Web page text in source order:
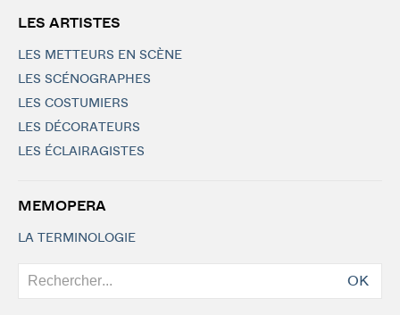
LES ARTISTES
LES METTEURS EN SCÈNE
LES SCÉNOGRAPHES
LES COSTUMIERS
LES DÉCORATEURS
LES ÉCLAIRAGISTES
MEMOPERA
LA TERMINOLOGIE
OK